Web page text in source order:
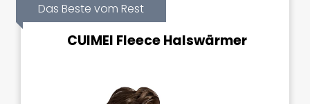
Das Beste vom Rest
CUIMEI Fleece Halswärmer